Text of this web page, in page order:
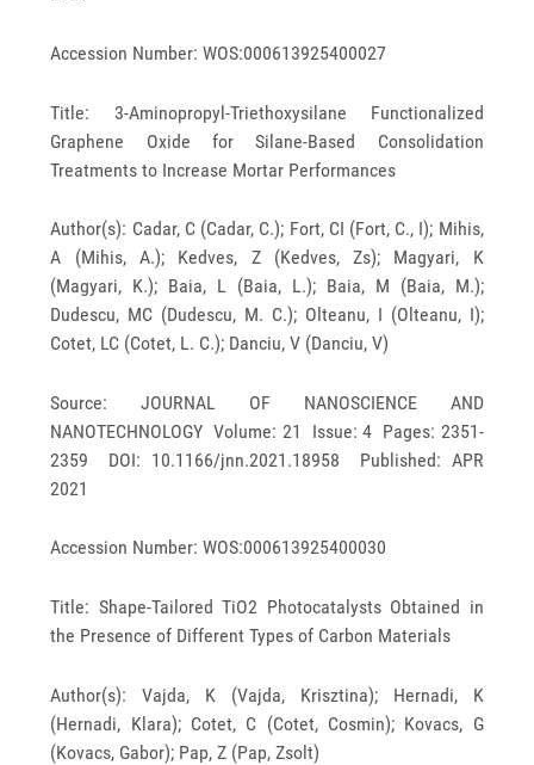
Accession Number: WOS:000613925400027
Title: 3-Aminopropyl-Triethoxysilane Functionalized
Graphene Oxide for Silane-Based Consolidation
Treatments to Increase Mortar Performances
Author(s): Cadar, C (Cadar, C.); Fort, CI (Fort, C., I); Mihis,
A (Mihis, A.); Kedves, Z (Kedves, Zs); Magyari, K
(Magyari, K.); Baia, L (Baia, L.); Baia, M (Baia, M.);
Dudescu, MC (Dudescu, M. C.); Olteanu, I (Olteanu, I);
Cotet, LC (Cotet, L. C.); Danciu, V (Danciu, V)
Source: JOURNAL OF NANOSCIENCE AND
NANOTECHNOLOGY Volume: 21 Issue: 4 Pages: 2351-
2359 DOI: 10.1166/jnn.2021.18958 Published: APR
2021
Accession Number: WOS:000613925400030
Title: Shape-Tailored TiO2 Photocatalysts Obtained in
the Presence of Different Types of Carbon Materials
Author(s): Vajda, K (Vajda, Krisztina); Hernadi, K
(Hernadi, Klara); Cotet, C (Cotet, Cosmin); Kovacs, G
(Kovacs, Gabor); Pap, Z (Pap, Zsolt)